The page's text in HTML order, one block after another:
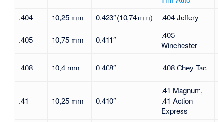
.404
10,25 mm 0.423″ (10,74 mm) .404 Jeffery
.405 10,75 mm 0.411″
.405
Winchester
.408 10,4 mm 0.408″ .408 Chey Tac
.41 10,25 mm 0.410″
.41 Magnum,
.41 Action
Express